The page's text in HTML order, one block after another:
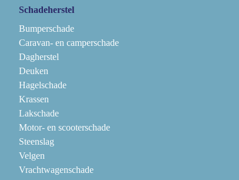
Schadeherstel
Bumperschade
Caravan- en camperschade
Dagherstel
Deuken
Hagelschade
Krassen
Lakschade
Motor- en scooterschade
Steenslag
Velgen
Vrachtwagenschade